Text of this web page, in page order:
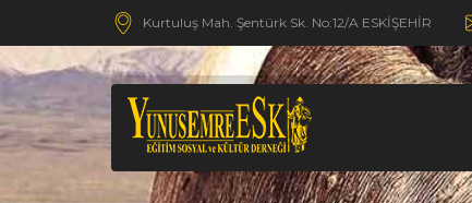
Kurtuluş Mah. Şentürk Sk. No:12/A ESKİŞEHİR